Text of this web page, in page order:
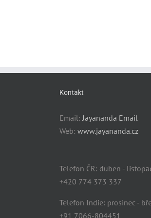
Kontakt
Email:Jayananda Email
Web: www.jayananda.cz
Telefon ČR: duben -
+420 774 373 337
Telefon Indie: prosinec -
+91 7066-804451